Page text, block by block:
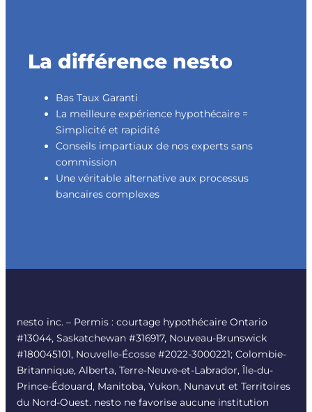
La différence nesto
Bas Taux Garanti
La meilleure expérience hypothécaire =
Simplicité et rapidité
Conseils impartiaux de nos experts sans
commission
Une véritable alternative aux processus
bancaires complexes
nesto inc. – Permis : courtage hypothécaire Ontario
#13044, Saskatchewan #316917, Nouveau-Brunswick
#180045101, Nouvelle-Écosse #2022-3000221; Colombie-
Britannique, Alberta, Terre-Neuve-et-Labrador, Île-du-
Prince-Édouard, Manitoba, Yukon, Nunavut et Territoires
du Nord-Ouest. nesto ne favorise aucune institution